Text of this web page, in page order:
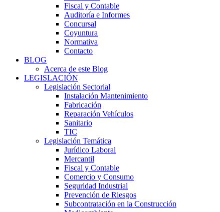
Fiscal y Contable
Auditoría e Informes
Concursal
Coyuntura
Normativa
Contacto
BLOG
Acerca de este Blog
LEGISLACIÓN
Legislación Sectorial
Instalación Mantenimiento
Fabricación
Reparación Vehículos
Sanitario
TIC
Legislación Temática
Jurídico Laboral
Mercantil
Fiscal y Contable
Comercio y Consumo
Seguridad Industrial
Prevención de Riesgos
Subcontratación en la Construcción